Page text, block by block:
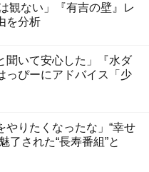
観ない」『有吉の壁』レ
を分析
聞いて安心した」『水ダ
っぴーにアドバイス「少
やりたくなったな」“幸せ
了された“長寿番組”と